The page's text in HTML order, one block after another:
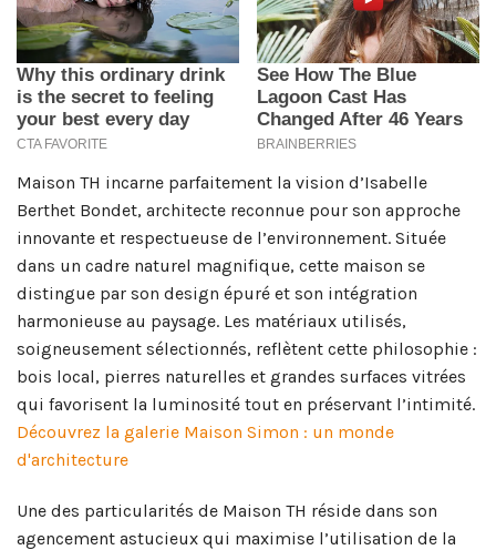
Maison TH incarne parfaitement la vision d’Isabelle
Berthet Bondet, architecte reconnue pour son approche
innovante et respectueuse de l’environnement. Située
dans un cadre naturel magnifique, cette maison se
distingue par son design épuré et son intégration
harmonieuse au paysage. Les matériaux utilisés,
soigneusement sélectionnés, reflètent cette philosophie :
bois local, pierres naturelles et grandes surfaces vitrées
qui favorisent la luminosité tout en préservant l’intimité.
Découvrez la galerie Maison Simon : un monde
d'architecture
Une des particularités de Maison TH réside dans son
agencement astucieux qui maximise l’utilisation de la